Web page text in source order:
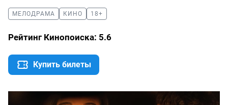
МЕЛОДРАМА КИНО 18+
Рейтинг Кинопоиска: 5.6
Купить билеты